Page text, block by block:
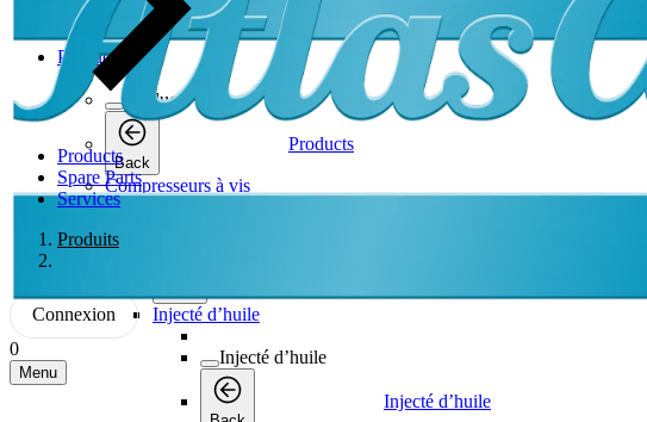
Products
Spare Parts
Services
Produits
Connexion
0
Menu
Products
Products
Back
Products
Compresseurs à vis
Back
Injecté d’huile
Injecté d’huile
Injecté d’huile